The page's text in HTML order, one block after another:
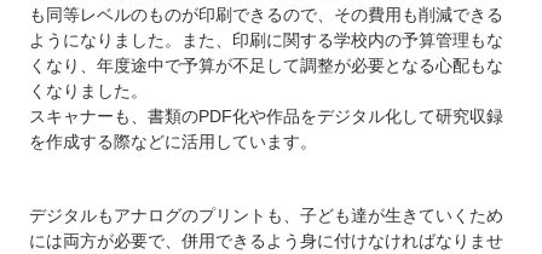
も同等レベルのものが印刷できるので、その費用も削減できる
ようになりました。また、印刷に関する学校内の予算管理もな
くなり、年度途中で予算が不足して調整が必要となる心配もな
くなりました。
スキャナーも、書類のPDF化や作品をデジタル化して研究収録
を作成する際などに活用しています。
デジタルもアナログのプリントも、子ども達が生きていくため
には両方が必要で、併用できるよう身に付けなければなりませ